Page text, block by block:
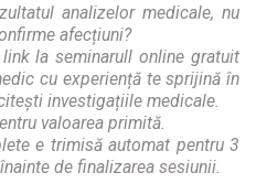
analizelor medicale, nu
afecțiuni?
la seminarull online gratuit
cu experiență te sprijină în
investigațiile medicale.
valoarea primită.
e trimisă automat pentru 3
de finalizarea sesiunii.